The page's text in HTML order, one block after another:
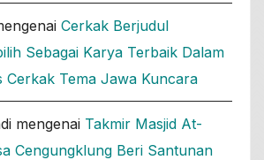
Cerkak Berjudul
Sebagai Karya Terbaik Dalam
Cerkak Tema Jawa Kuncara
mengenai Takmir Masjid At-
Cengungklung Beri Santunan